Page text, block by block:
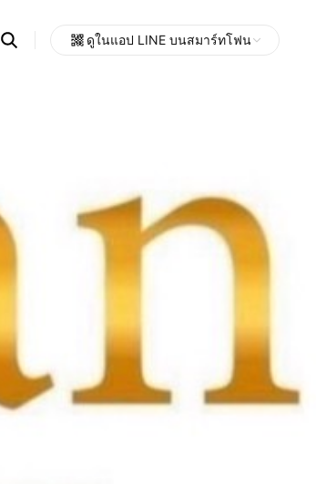
Search
OpenChatsดูในแอป LINE บนสมาร์ทโฟน